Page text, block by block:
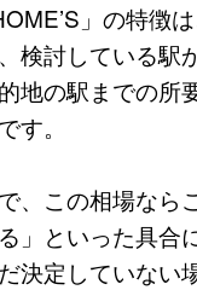
」の特徴
検討している駅
地の駅までの所
す。
、この相場なら
」といった具合
決定していない